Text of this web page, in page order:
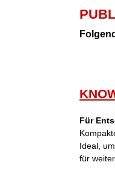
Für
Ideal,
für